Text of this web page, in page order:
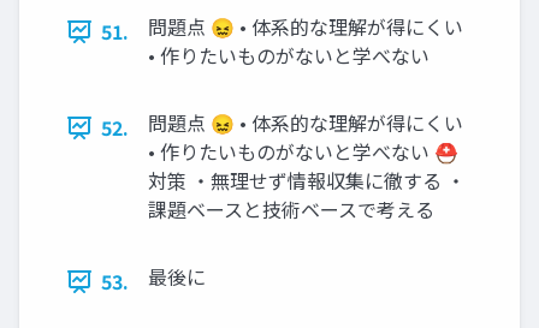
51.
問題点 😖 • 体系的な理解が得にくい
• 作りたいものがないと学べない
52.
問題点 😖 • 体系的な理解が得にくい
• 作りたいものがないと学べない ⛑
対策 ・無理せず情報収集に徹する ・
課題ベースと技術ベースで考える
53. 最後に